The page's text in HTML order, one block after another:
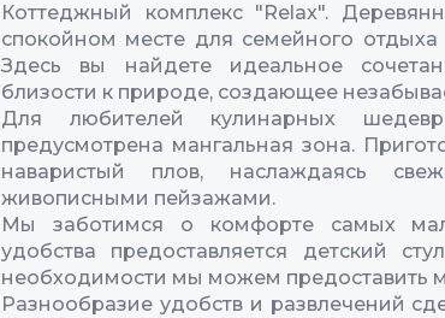
Коттеджный комплекс "Relax".
спокойном месте для семейного
Здесь вы найдете идеальное
близости к природе, создающее
Для любителей кулинарных
предусмотрена мангальная зона.
наваристый плов, наслаждаясь
живописными пейзажами.
Мы заботимся о комфорте самых
удобства предоставляется детский
необходимости мы можем предоставить
Разнообразие удобств и развлечений